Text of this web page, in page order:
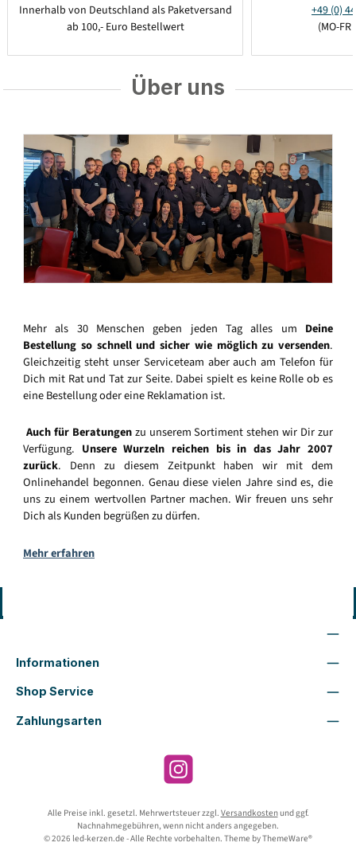
Innerhalb von Deutschland als Paketversand
ab 100,- Euro Bestellwert
+49 (0)
(MO-
Über uns
Mehr als 30 Menschen geben jeden Tag alles um Deine
Bestellung so schnell und sicher wie möglich zu versenden.
Gleichzeitig steht unser Serviceteam aber auch am Telefon für
Dich mit Rat und Tat zur Seite. Dabei spielt es keine Rolle ob es
eine Bestellung oder eine Reklamation ist.
Auch für Beratungenzu unserem Sortiment stehen wir Dir zur
Verfügung. Unsere Wurzeln reichen bis in das Jahr 2007
zurück. Denn zu diesem Zeitpunkt haben wir mit dem
Onlinehandel begonnen. Genau diese vielen Jahre sind es, die
uns zu einem wertvollen Partner machen. Wir freuen uns sehr
Dich als Kunden begrüßen zu dürfen.
Mehr erfahren
Informationen
Shop Service
Zahlungsarten
Instagram
Alle Preise inkl. gesetzl. Mehrwertsteuer zzgl. Versandkostenund ggf.
Nachnahmegebühren, wenn nicht anders angegeben.
© 2026 led-kerzen.de - Alle Rechte vorbehalten. Theme byThemeWare®